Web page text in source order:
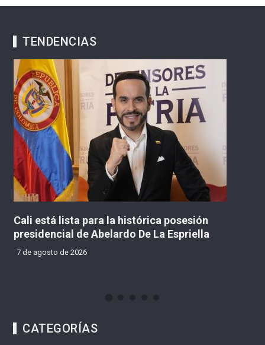
TENDENCIAS
posesión
De La Espriella
Cuatro capturados tras
techo de un inmueble en
CATEGORÍAS